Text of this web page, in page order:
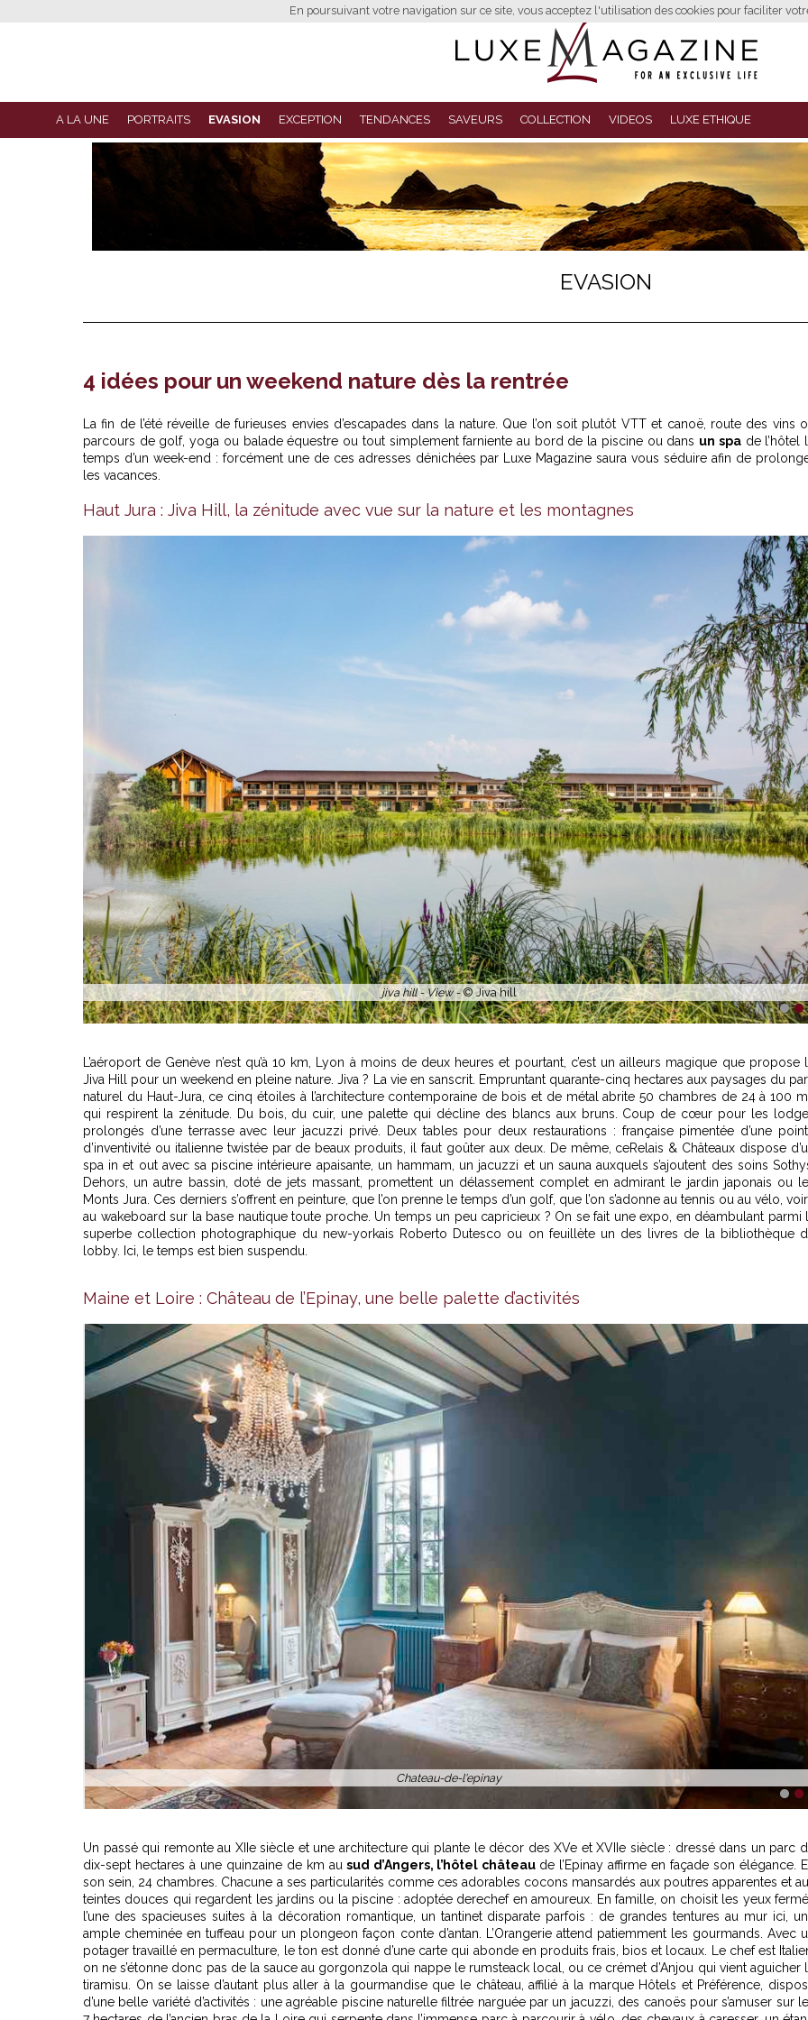
En poursuivant votre navigation sur ce site, vous acceptez l'utilisation des cookies pour faciliter
A LA UNE PORTRAITS EVASION EXCEPTION TENDANCES SAVEURS COLLECTION VIDEOS LUXE ETHIQUE
EVASION
4 idées pour un weekend nature dès la rentrée
La fin de l’été réveille de furieuses envies d’escapades dans la nature. Que l’on soit plutôt VTT et canoë, route des vins
parcours de golf, yoga ou balade équestre ou tout simplement farniente au bord de la piscine ou dans un spade l’hôtel
temps d’un week-end : forcément une de ces adresses dénichées par Luxe Magazine saura vous séduire afin de
les vacances.
Haut Jura : Jiva Hill, la zénitude avec vue sur la nature et les montagnes
jiva hill Spa Outside Swiming Pool -© Jiva hill
1 2
L’aéroport de Genève n’est qu’à 10 km, Lyon à moins de deux heures et pourtant, c’est un ailleurs magique que propose
Jiva Hill pour unweekend en pleine nature . Jiva ? La vie en sanscrit. Empruntant quarante-cinq hectares aux paysages du
naturel du Haut-Jura, ce cinq étoiles à l’architecture contemporaine de bois et de métal abrite 50 chambres de 24 à 100
qui respirent la zénitude. Du bois, du cuir, une palette qui décline des blancs aux bruns. Coup de cœur pour les
prolongés d’une terrasse avec leur jacuzzi privé. Deux tables pour deux restaurations : française pimentée d’une
d’inventivité ou italienne twistée par de beaux produits, il faut goûter aux deux. De même, ceRelais & Châteaux dispose
spa in et out avec sa piscine intérieure apaisante, un hammam, un jacuzzi et un sauna auxquels s’ajoutent des soins
Dehors, un autre bassin, doté de jets massant, promettent un délassement complet en admirant le jardin japonais ou
Monts Jura. Ces derniers s’offrent en peinture, que l’on prenne le temps d’un golf, que l’on s’adonne au tennis ou au vélo,
au wakeboard sur la base nautique toute proche. Un temps un peu capricieux ? On se fait une expo, en déambulant parmi
superbe collection photographique du new-yorkais Roberto Dutesco ou on feuillète un des livres de la bibliothèque
lobby. Ici, le temps est bien suspendu.
Maine et Loire : Château de l’Epinay, une belle palette d’activités
Chateau-de-l'epinay
1 2
Un passé qui remonte au XIIe siècle et une architecture qui plante le décor des XVe et XVIIe siècle : dressé dans un parc
dix-sept hectares à une quinzaine de km au sud d’Angers, l’hôtel château de l’Epinay affirme en façade son élégance.
son sein, 24 chambres. Chacune a ses particularités comme ces adorables cocons mansardés aux poutres apparentes et
teintes douces qui regardent les jardins ou la piscine : adoptée derechef en amoureux. En famille, on choisit les yeux
l’une des spacieuses suites à la décoration romantique, un tantinet disparate parfois : de grandes tentures au mur ici,
ample cheminée en tuffeau pour un plongeon façon conte d’antan. L’Orangerie attend patiemment les gourmands. Avec
potager travaillé en permaculture, le ton est donné d’une carte qui abonde en produits frais, bios et locaux. Le chef est
on ne s’étonne donc pas de la sauce au gorgonzola qui nappe le rumsteack local, ou ce crémet d’Anjou qui vient aguicher
tiramisu. On se laisse d’autant plus aller à la gourmandise que le château, affilié à la marque Hôtels et Préférence,
d’une belle variété d’activités : une agréable piscine naturelle filtrée narguée par un jacuzzi, des canoës pour s’amuser sur